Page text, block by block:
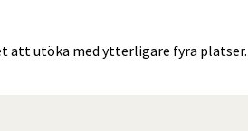
att utöka med ytterligare fyra platser.